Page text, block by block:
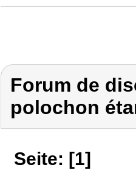
Forum de
polochon
Seite: [1]